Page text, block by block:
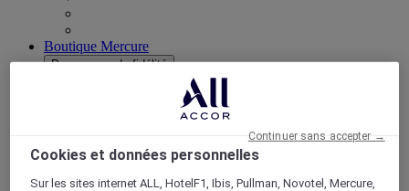
Boutique Mercure
Programme de fidélité
Découvrir le programme
Abonnements ALL Accor+
Cookies et données personnelles
Sur les sites internet ALL, HotelF1, Ibis, Pullman, Novotel, Mercure,
Continuer sans accepter →